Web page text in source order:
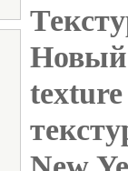
Новый